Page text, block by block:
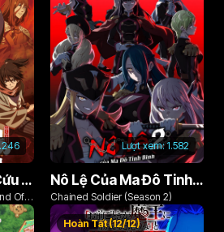
Chim Ăn Lửa: Đội Cứu Hỏa Rách Rưới Vùng Ushu
Of
Lượt xem:1.582
Nô Lệ Của Ma Đô Tinh Binh (Phần 2)
Chained Soldier (Season 2)
Hoàn Tất (12/12)